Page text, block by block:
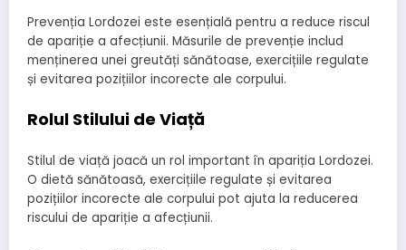
Prevenția Lordozei este esențială pentru a reduce riscul
de apariție a afecțiunii. Măsurile de prevenție includ
menținerea unei greutăți sănătoase, exercițiile regulate
și evitarea pozițiilor incorecte ale corpului.
Rolul Stilului de Viață
Stilul de viață joacă un rol important în apariția Lordozei.
O dietă sănătoasă, exercițiile regulate și evitarea
pozițiilor incorecte ale corpului pot ajuta la reducerea
riscului de apariție a afecțiunii.